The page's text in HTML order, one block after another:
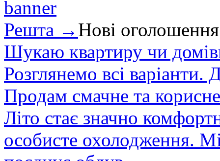
Решта → Нові оголошення
Шукаю квартиру чи
Розглянемо всі варіанти.
Продам смачне та
Літо стає значно
особисте охолодження.